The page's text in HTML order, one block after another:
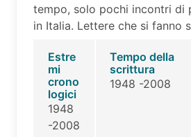
tempo, solo pochi incontri di
in Italia. Lettere che si fanno
Estre
mi
crono
logici
1948
-2008
Tempo della
scrittura
1948 -2008